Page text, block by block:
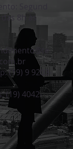
das 8h às
(19) 9 9203-
(19) 4042-